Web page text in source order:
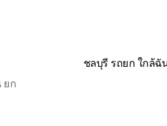
ยก
ชลบุรี รถยก ใกล้ฉั